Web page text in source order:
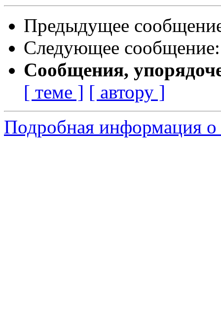
Предыдущее
Следующее
Сообщения,
[ теме ] [ автору ]
Подробная информация о